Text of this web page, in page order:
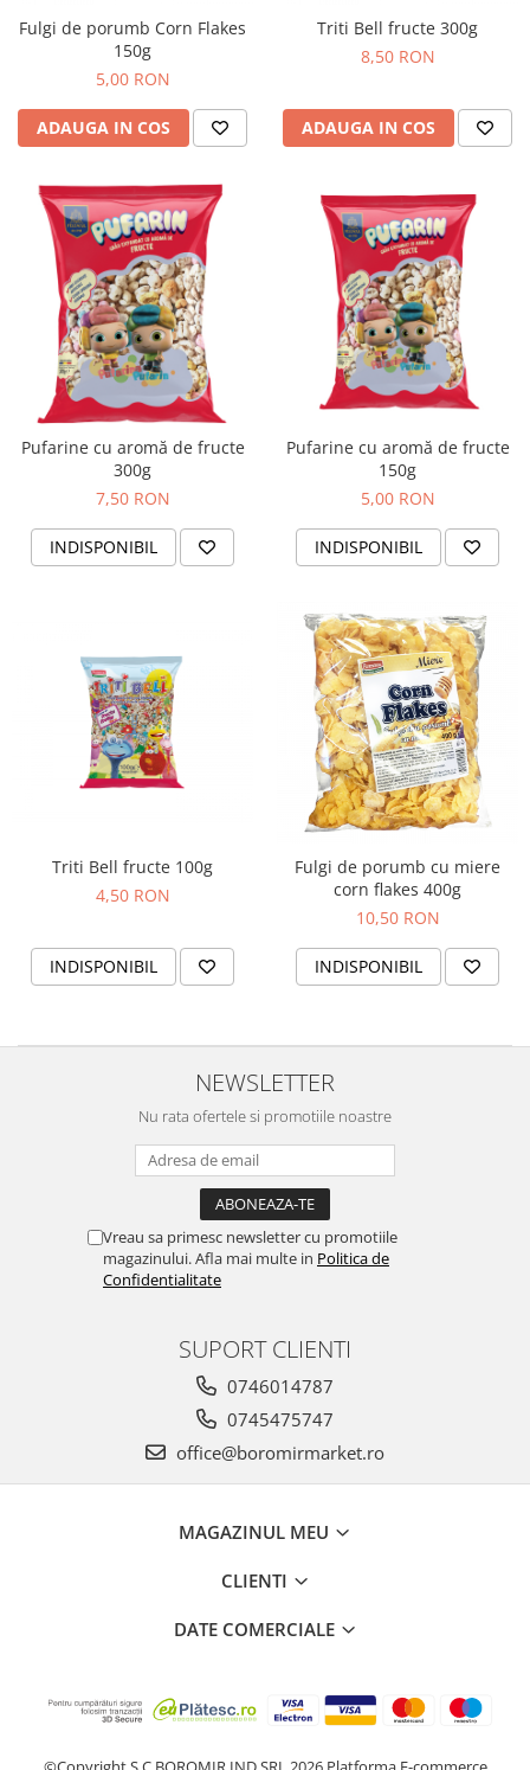
Chec mini
Foietaje
Biscuiti
Turta dulce
Turta dulce cu nuci
Turta dulce de Sibiu
Turta dulce cu miere
Croissant
Croissant Duofino
Croissant cu maia
Cornulete
Boromele
Cornulete fragede
Pasca Fresh
Colaci festivi
Snack-uri sărate
Covrigi cu ulei de masline
Crochete
Produse de gătit
Arpacas si pesmet
Produse congelate
Patiserie congelata
Pizza congelata
Baton Cookie congelat
Faina Profesionala
Cozonac Wine Collection
Vinuri Casa Isarescu
Fulgi de porumb Corn Flakes
150g
5,00 RON
ADAUGA IN COS
Triti Bell fructe 300g
8,50 RON
ADAUGA IN COS
Pufarine cu aromă de fructe
300g
7,50 RON
INDISPONIBIL
Pufarine cu aromă de fructe
150g
5,00 RON
INDISPONIBIL
Triti Bell fructe 100g
4,50 RON
INDISPONIBIL
Fulgi de porumb cu miere
corn flakes 400g
10,50 RON
INDISPONIBIL
NEWSLETTER
Nu rata ofertele si promotiile noastre
Vreau sa primesc newsletter cu promotiile
magazinului. Afla mai multe in Politica de
Confidentialitate
SUPORT CLIENTI
0746014787
0745475747
office@boromirmarket.ro
MAGAZINUL MEU
CLIENTI
DATE COMERCIALE